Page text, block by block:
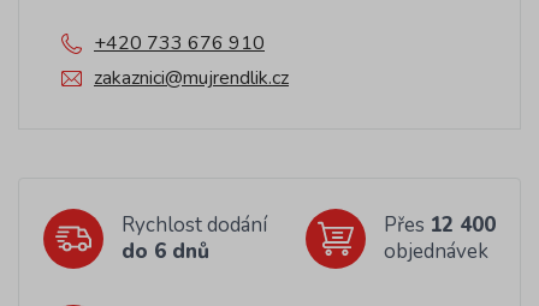
+420 733 676 910
zakaznici@mujrendlik.cz
Rychlost dodání
do 6 dnů
Přes 12 400
objednávek